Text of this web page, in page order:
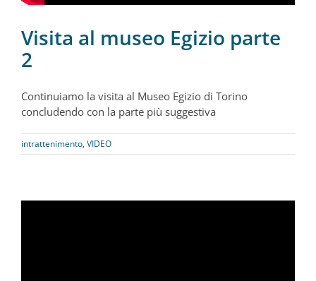
Visita al museo Egizio parte
2
Continuiamo la visita al Museo Egizio di Torino
concludendo con la parte più suggestiva
intrattenimento, VIDEO